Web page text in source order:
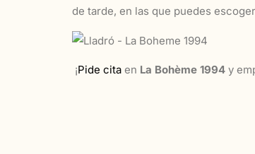
de tarde, en las que puedes
¡Pide cita en La Bohème 1994 y